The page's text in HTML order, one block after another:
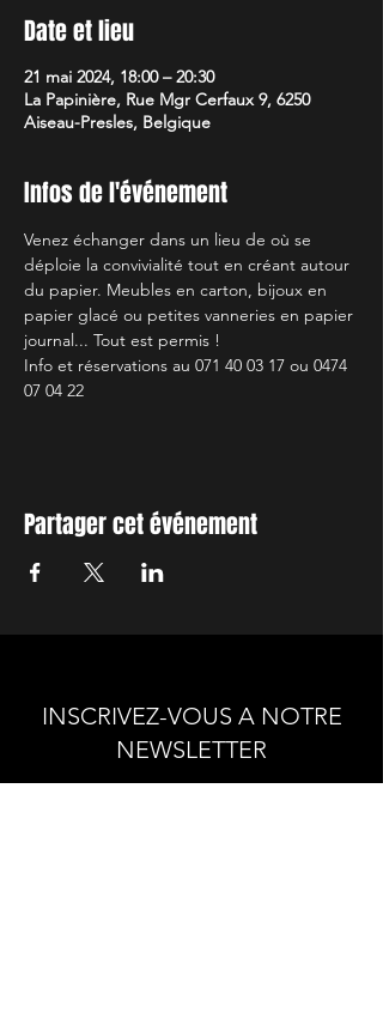
Date et lieu
21 mai 2024, 18:00 – 20:30
La Papinière, Rue Mgr Cerfaux 9, 6250
Aiseau-Presles, Belgique
Infos de l'événement
Venez échanger dans un lieu de où se
déploie la convivialité tout en créant autour
du papier. Meubles en carton, bijoux en
papier glacé ou petites vanneries en papier
journal... Tout est permis !
Info et réservations au 071 40 03 17 ou 0474
07 04 22
Partager cet événement
INSCRIVEZ-VOUS A NOTRE
NEWSLETTER